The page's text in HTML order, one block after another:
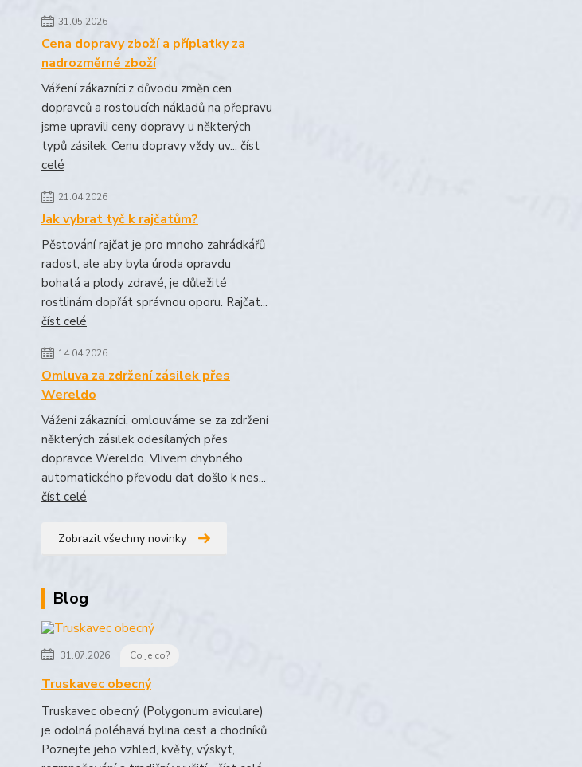
31.05.2026
Cena dopravy zboží a příplatky za
nadrozměrné zboží
Vážení zákazníci,z důvodu změn cen
dopravců a rostoucích nákladů na přepravu
jsme upravili ceny dopravy u některých
typů zásilek. Cenu dopravy vždy uv... číst
celé
21.04.2026
Jak vybrat tyč k rajčatům?
Pěstování rajčat je pro mnoho zahrádkářů
radost, ale aby byla úroda opravdu
bohatá a plody zdravé, je důležité
rostlinám dopřát správnou oporu. Rajčat...
číst celé
14.04.2026
Omluva za zdržení zásilek přes
Wereldo
Vážení zákazníci, omlouváme se za zdržení
některých zásilek odesílaných přes
dopravce Wereldo. Vlivem chybného
automatického převodu dat došlo k nes...
číst celé
Zobrazit všechny novinky
Blog
31.07.2026 Co je co?
Truskavec obecný
Truskavec obecný (Polygonum aviculare)
je odolná poléhavá bylina cest a chodníků.
Poznejte jeho vzhled, květy, výskyt,